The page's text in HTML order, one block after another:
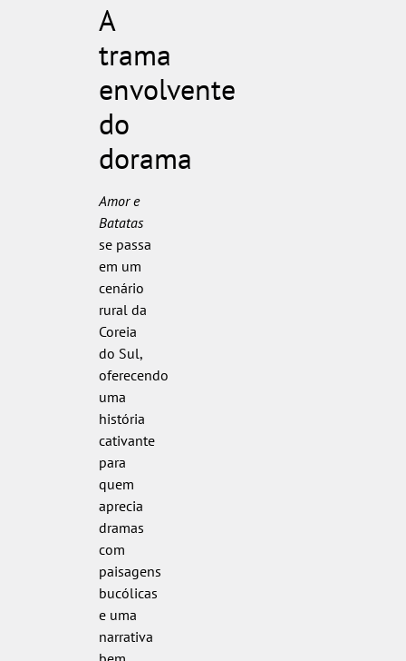
A
trama
envolvente
do
dorama
Amor e
Batatas
se passa
em um
cenário
rural da
Coreia
do Sul,
oferecendo
uma
história
cativante
para
quem
aprecia
dramas
com
paisagens
bucólicas
e uma
narrativa